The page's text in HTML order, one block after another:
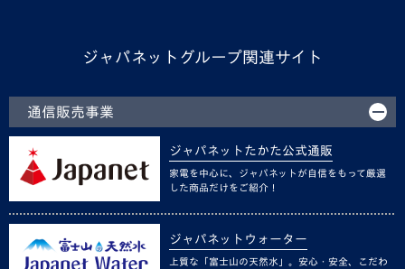
ジャパネットグループ関連サイト
通信販売事業
ジャパネットたかた公式通販
家電を中心に、ジャパネットが自信をもって厳選
した商品だけをご紹介！
ジャパネットウォーター
上質な「富士山の天然水」。安心・安全、こだわ